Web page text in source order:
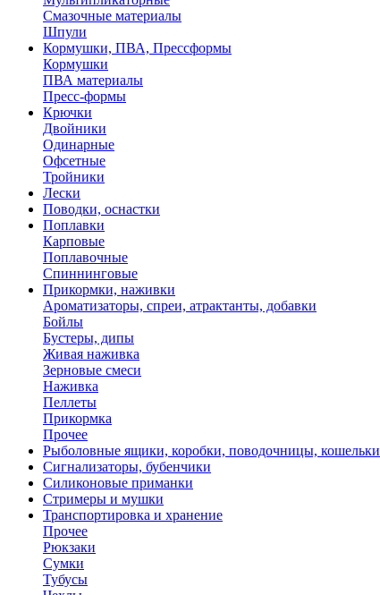
Смазочные материалы
Шпули
Кормушки, ПВА, Прессформы
Кормушки
ПВА материалы
Пресс-формы
Крючки
Двойники
Одинарные
Офсетные
Тройники
Лески
Поводки, оснастки
Поплавки
Карповые
Поплавочные
Спиннинговые
Прикормки, наживки
Ароматизаторы, спреи, атрактанты, добавки
Бойлы
Бустеры, дипы
Живая наживка
Зерновые смеси
Наживка
Пеллеты
Прикормка
Прочее
Рыболовные ящики, коробки, поводочницы, кошельки
Сигнализаторы, бубенчики
Силиконовые приманки
Стримеры и мушки
Транспортировка и хранение
Прочее
Рюкзаки
Сумки
Тубусы